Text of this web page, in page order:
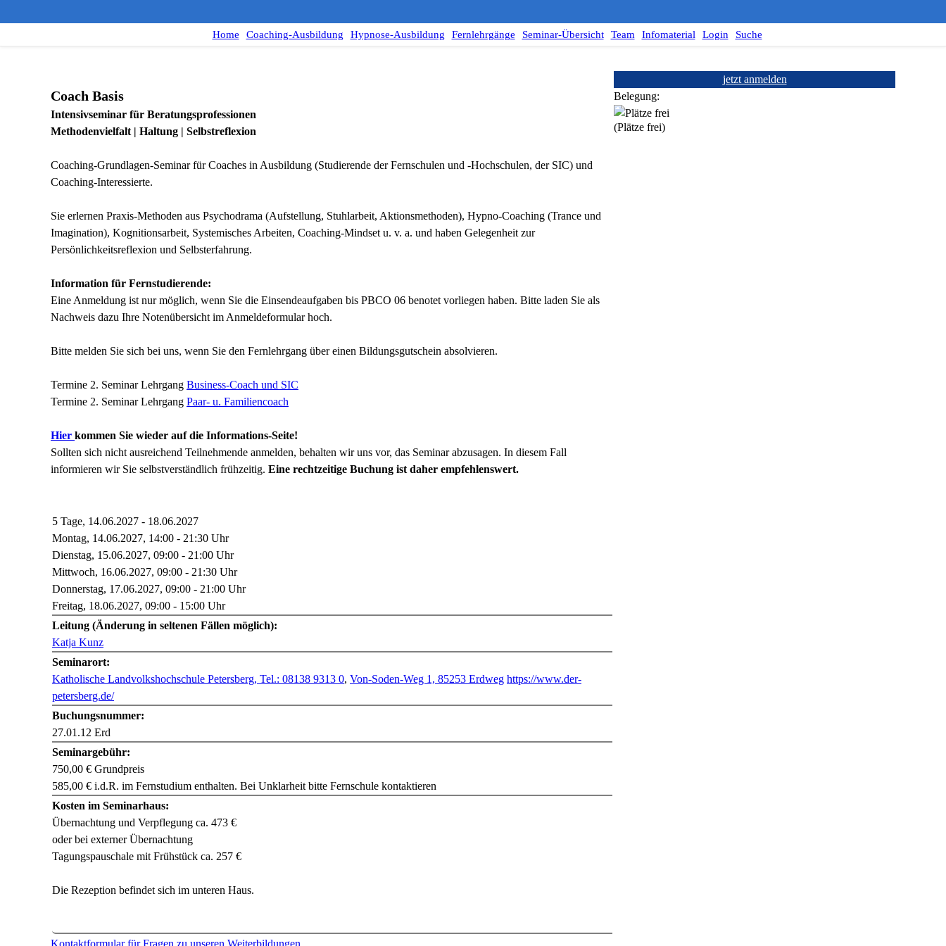
Home Coaching-Ausbildung Hypnose-Ausbildung Fernlehrgänge Seminar-Übersicht Team Infomaterial Login Suche
Coach Basis
Intensivseminar für Beratungsprofessionen
Methodenvielfalt | Haltung | Selbstreflexion
Coaching-Grundlagen-Seminar für Coaches in Ausbildung (Studierende der Fernschulen und -Hochschulen, der SIC) und
Coaching-Interessierte.
Sie erlernen Praxis-Methoden aus Psychodrama (Aufstellung, Stuhlarbeit, Aktionsmethoden), Hypno-Coaching (Trance und
Imagination), Kognitionsarbeit, Systemisches Arbeiten, Coaching-Mindset u. v. a. und haben Gelegenheit zur
Persönlichkeitsreflexion und Selbsterfahrung.
Information für Fernstudierende:
Eine Anmeldung ist nur möglich, wenn Sie die Einsendeaufgaben bis PBCO 06 benotet vorliegen haben. Bitte laden Sie als
Nachweis dazu Ihre Notenübersicht im Anmeldeformular hoch.
Bitte melden Sie sich bei uns, wenn Sie den Fernlehrgang über einen Bildungsgutschein absolvieren.
Termine 2. Seminar Lehrgang Business-Coach und SIC
Termine 2. Seminar Lehrgang Paar- u. Familiencoach
Hier kommen Sie wieder auf die Informations-Seite!
Sollten sich nicht ausreichend Teilnehmende anmelden, behalten wir uns vor, das Seminar abzusagen. In diesem Fall
informieren wir Sie selbstverständlich frühzeitig. Eine rechtzeitige Buchung ist daher empfehlenswert.
5 Tage, 14.06.2027 - 18.06.2027
Montag, 14.06.2027, 14:00 - 21:30 Uhr
Dienstag, 15.06.2027, 09:00 - 21:00 Uhr
Mittwoch, 16.06.2027, 09:00 - 21:30 Uhr
Donnerstag, 17.06.2027, 09:00 - 21:00 Uhr
Freitag, 18.06.2027, 09:00 - 15:00 Uhr
Leitung (Änderung in seltenen Fällen möglich):
Katja Kunz
Seminarort:
Katholische Landvolkshochschule Petersberg, Tel.: 08138 9313 0, Von-Soden-Weg 1, 85253 Erdweg https://www.der-
petersberg.de/
Buchungsnummer:
27.01.12 Erd
Seminargebühr:
750,00 € Grundpreis
585,00 € i.d.R. im Fernstudium enthalten. Bei Unklarheit bitte Fernschule kontaktieren
Kosten im Seminarhaus:
Übernachtung und Verpflegung ca. 473 €
oder bei externer Übernachtung
Tagungspauschale mit Frühstück ca. 257 €
Die Rezeption befindet sich im unteren Haus.
Kontaktformular für Fragen zu unseren Weiterbildungen
jetzt anmelden
Belegung:
(Plätze frei)